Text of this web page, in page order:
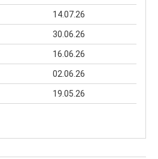
14.07.26
30.06.26
16.06.26
02.06.26
19.05.26